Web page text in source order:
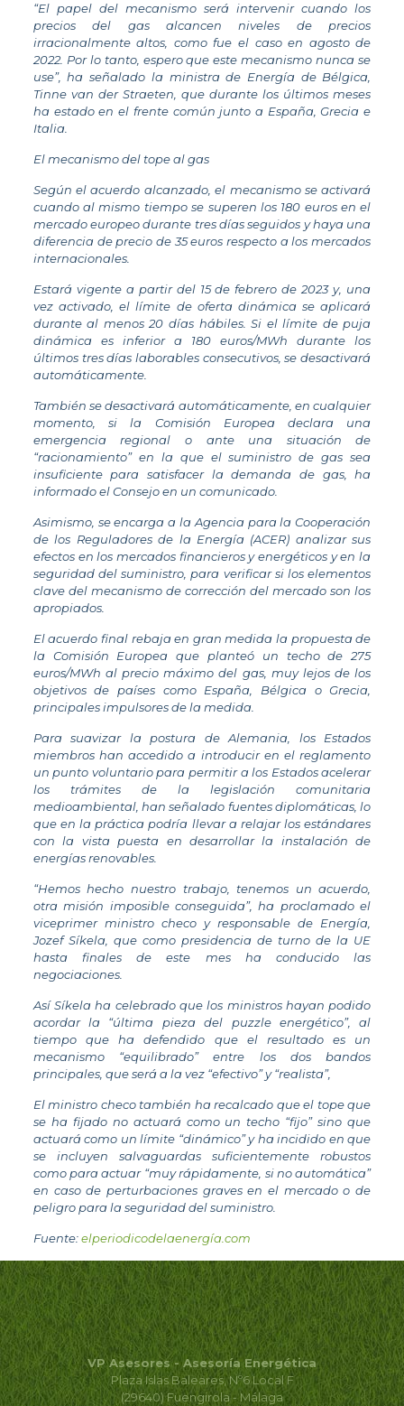
“El papel del mecanismo será intervenir cuando los
precios del gas alcancen niveles de precios
irracionalmente altos, como fue el caso en agosto de
2022. Por lo tanto, espero que este mecanismo nunca se
use”, ha señalado la ministra de Energía de Bélgica,
Tinne van der Straeten, que durante los últimos meses
ha estado en el frente común junto a España, Grecia e
Italia.
El mecanismo del tope al gas
Según el acuerdo alcanzado, el mecanismo se activará
cuando al mismo tiempo se superen los 180 euros en el
mercado europeo durante tres días seguidos y haya una
diferencia de precio de 35 euros respecto a los mercados
internacionales.
Estará vigente a partir del 15 de febrero de 2023 y, una
vez activado, el límite de oferta dinámica se aplicará
durante al menos 20 días hábiles. Si el límite de puja
dinámica es inferior a 180 euros/MWh durante los
últimos tres días laborables consecutivos, se desactivará
automáticamente.
También se desactivará automáticamente, en cualquier
momento, si la Comisión Europea declara una
emergencia regional o ante una situación de
“racionamiento” en la que el suministro de gas sea
insuficiente para satisfacer la demanda de gas, ha
informado el Consejo en un comunicado.
Asimismo, se encarga a la Agencia para la Cooperación
de los Reguladores de la Energía (ACER) analizar sus
efectos en los mercados financieros y energéticos y en la
seguridad del suministro, para verificar si los elementos
clave del mecanismo de corrección del mercado son los
apropiados.
El acuerdo final rebaja en gran medida la propuesta de
la Comisión Europea que planteó un techo de 275
euros/MWh al precio máximo del gas, muy lejos de los
objetivos de países como España, Bélgica o Grecia,
principales impulsores de la medida.
Para suavizar la postura de Alemania, los Estados
miembros han accedido a introducir en el reglamento
un punto voluntario para permitir a los Estados acelerar
los trámites de la legislación comunitaria
medioambiental, han señalado fuentes diplomáticas, lo
que en la práctica podría llevar a relajar los estándares
con la vista puesta en desarrollar la instalación de
energías renovables.
“Hemos hecho nuestro trabajo, tenemos un acuerdo,
otra misión imposible conseguida”, ha proclamado el
viceprimer ministro checo y responsable de Energía,
Jozef Síkela, que como presidencia de turno de la UE
hasta finales de este mes ha conducido las
negociaciones.
Así Síkela ha celebrado que los ministros hayan podido
acordar la “última pieza del puzzle energético”, al
tiempo que ha defendido que el resultado es un
mecanismo “equilibrado” entre los dos bandos
principales, que será a la vez “efectivo” y “realista”,
El ministro checo también ha recalcado que el tope que
se ha fijado no actuará como un techo “fijo” sino que
actuará como un límite “dinámico” y ha incidido en que
se incluyen salvaguardas suficientemente robustos
como para actuar “muy rápidamente, si no automática”
en caso de perturbaciones graves en el mercado o de
peligro para la seguridad del suministro.
Fuente:elperiodicodelaenergía.com
VP Asesores - Asesoría Energética
Plaza Islas Baleares, Nº6 Local F
(29640) Fuengirola - Málaga